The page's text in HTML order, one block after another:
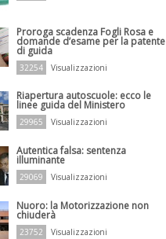
Proroga scadenza Fogli Rosa e
domande d’esame per la patente
di guida
32254 Visualizzazioni
Riapertura autoscuole: ecco le
linee guida del Ministero
29965 Visualizzazioni
Autentica falsa: sentenza
illuminante
29069 Visualizzazioni
Nuoro: la Motorizzazione non
chiuderà
23752 Visualizzazioni